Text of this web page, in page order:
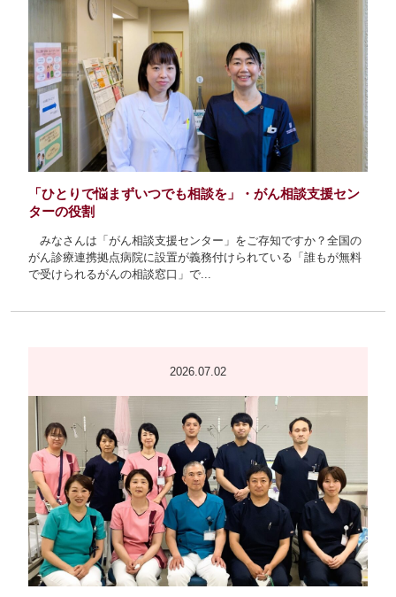
「ひとりで悩まずいつでも相談を」・がん相談支援セン
ターの役割
みなさんは「がん相談支援センター」をご存知ですか？全国の
がん診療連携拠点病院に設置が義務付けられている「誰もが無料
で受けられるがんの相談窓口」で...
2026.07.02